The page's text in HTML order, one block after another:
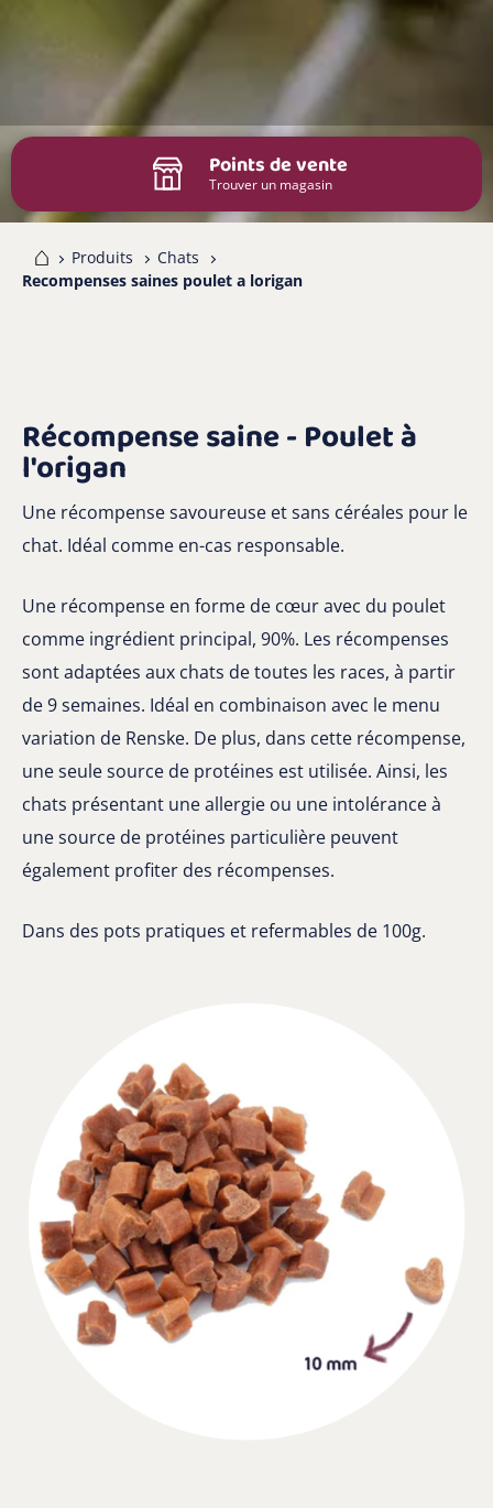
Points de vente
Trouver un magasin
Produits
Chats
Recompenses saines poulet a lorigan
Récompense saine - Poulet à
l'origan
Une récompense savoureuse et sans céréales pour le
chat. Idéal comme en-cas responsable.
Une récompense en forme de cœur avec du poulet
comme ingrédient principal, 90%. Les récompenses
sont adaptées aux chats de toutes les races, à partir
de 9 semaines. Idéal en combinaison avec le menu
variation de Renske. De plus, dans cette récompense,
une seule source de protéines est utilisée. Ainsi, les
chats présentant une allergie ou une intolérance à
une source de protéines particulière peuvent
également profiter des récompenses.
Dans des pots pratiques et refermables de 100g.